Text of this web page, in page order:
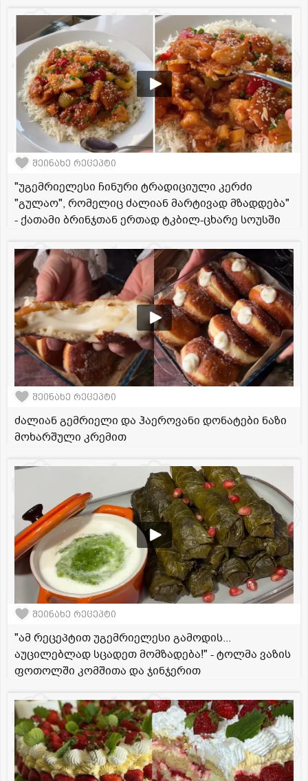
შეინახე რეცეპტი
"უგემრიელესი ჩინური ტრადიციული კერძი
"გულაო", რომელიც ძალიან მარტივად მზადდება"
- ქათამი ბრინჯთან ერთად ტკბილ-ცხარე სოუსში
შეინახე რეცეპტი
ძალიან გემრიელი და ჰაეროვანი დონატები ნაზი
მოხარშული კრემით
შეინახე რეცეპტი
"ამ რეცეპტით უგემრიელესი გამოდის...
აუცილებლად სცადეთ მომზადება!" - ტოლმა ვაზის
ფოთოლში კომშითა და ჯინჯერით